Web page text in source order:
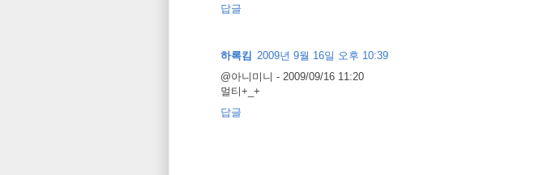
답글
하록킴 2009년 9월 16일 오후 10:39
@아니미니 - 2009/09/16 11:20
멀티+_+
답글